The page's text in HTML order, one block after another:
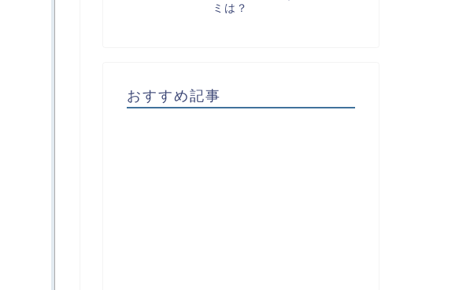
ミは？
おすすめ記事